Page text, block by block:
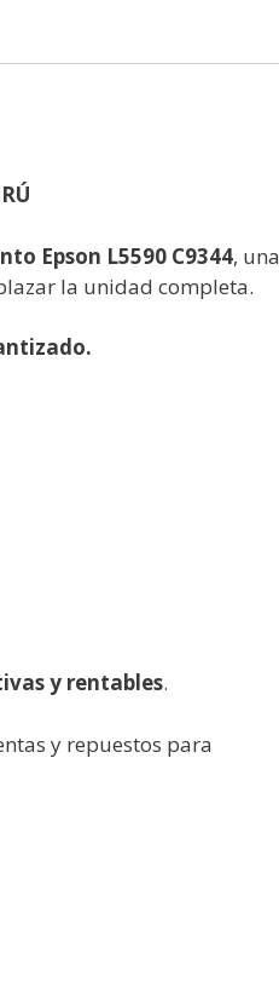
Epson L5590 C9344, una
la unidad completa.
y rentables.
y repuestos para